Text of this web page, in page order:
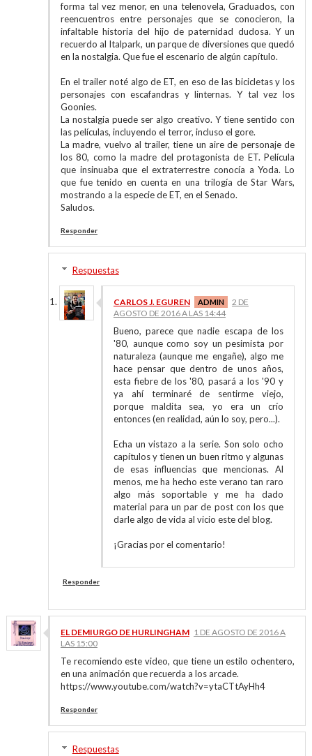
forma tal vez menor, en una telenovela, Graduados, con
reencuentros entre personajes que se conocieron, la
infaltable historia del hijo de paternidad dudosa. Y un
recuerdo al Italpark, un parque de diversiones que quedó
en la nostalgia. Que fue el escenario de algún capítulo.
En el trailer noté algo de ET, en eso de las bicicletas y los
personajes con escafandras y linternas. Y tal vez los
Goonies.
La nostalgia puede ser algo creativo. Y tiene sentido con
las películas, incluyendo el terror, incluso el gore.
La madre, vuelvo al trailer, tiene un aire de personaje de
los 80, como la madre del protagonista de ET. Película
que insinuaba que el extraterrestre conocía a Yoda. Lo
que fue tenido en cuenta en una trilogía de Star Wars,
mostrando a la especie de ET, en el Senado.
Saludos.
Responder
Respuestas
CARLOS J. EGUREN
2 DE
AGOSTO DE 2016 A LAS 14:44
Bueno, parece que nadie escapa de los
'80, aunque como soy un pesimista por
naturaleza (aunque me engañe), algo me
hace pensar que dentro de unos años,
esta fiebre de los '80, pasará a los '90 y
ya ahí terminaré de sentirme viejo,
porque maldita sea, yo era un crío
entonces (en realidad, aún lo soy, pero...).
Echa un vistazo a la serie. Son solo ocho
capítulos y tienen un buen ritmo y algunas
de esas influencias que mencionas. Al
menos, me ha hecho este verano tan raro
algo más soportable y me ha dado
material para un par de post con los que
darle algo de vida al vicio este del blog.
¡Gracias por el comentario!
Responder
EL DEMIURGO DE HURLINGHAM 1 DE AGOSTO DE 2016 A
LAS 15:00
Te recomiendo este video, que tiene un estilo ochentero,
en una animación que recuerda a los arcade.
https://www.youtube.com/watch?v=ytaCTtAyHh4
Responder
Respuestas